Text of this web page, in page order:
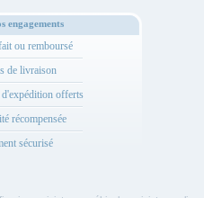
engagements
ou remboursé
de livraison
offerts
récompensée
sécurisé